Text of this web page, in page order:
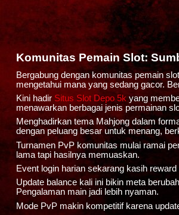
Komunitas Pemain Slot:
Bergabung dengan komunitas pemain
mengetahui mana yang sedang gacor.
Kini hadir Situs Slot Depo 5kyang
menawarkan berbagai jenis permainan
Menghadirkan tema Mahjong dalam
dengan peluang besar untuk menang,
Turnamen PvP komunitas mulai ramai
lama tapi hasilnya memuaskan.
Event login harian sekarang kasih
Update balance kali ini bikin meta
Pengalaman main jadi lebih nyaman.
Mode PvP makin kompetitif karena